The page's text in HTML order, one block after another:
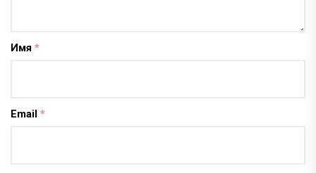
Имя *
Email *